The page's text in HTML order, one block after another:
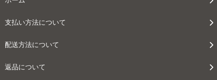
支払い方法について
配送方法について
返品について